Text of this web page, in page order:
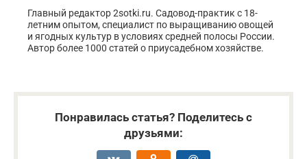
Главный редактор 2sotki.ru. Садовод-практик с 18-
летним опытом, специалист по выращиванию овощей
и ягодных культур в условиях средней полосы России.
Автор более 1000 статей о приусадебном хозяйстве.
Понравилась статья? Поделитесь с
друзьями: